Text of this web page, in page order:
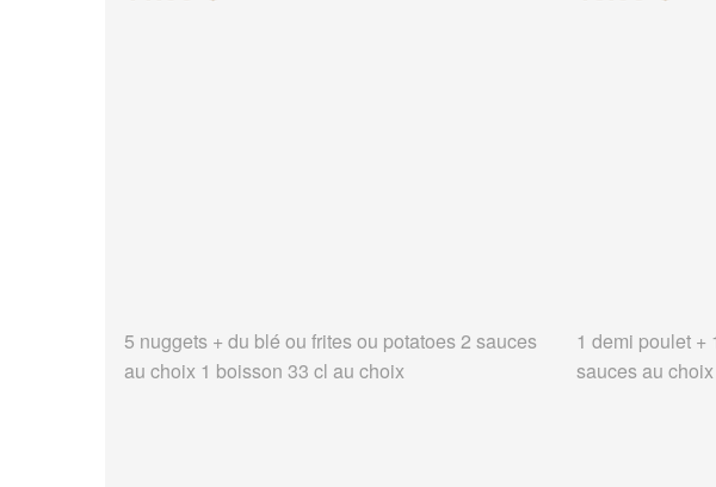
5 nuggets + du blé ou frites ou potatoes 2 sauces
au choix 1 boisson 33 cl au choix
1 demi poulet +
sauces au